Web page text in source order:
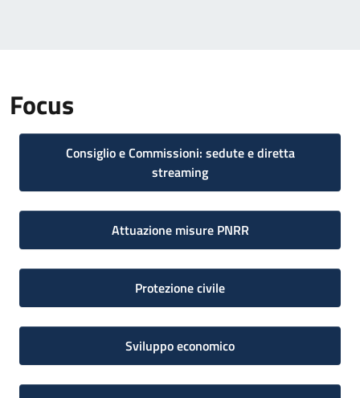
Focus
Consiglio e Commissioni: sedute e diretta
streaming
Attuazione misure PNRR
Protezione civile
Sviluppo economico